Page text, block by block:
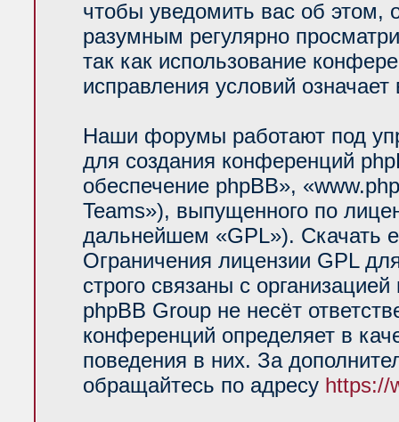
чтобы уведомить вас об
разумным регулярно
так как использование
исправления условий
Наши форумы работают под
для создания конференций
обеспечение phpBB»,
Teams»), выпущенного по
дальнейшем «GPL»). Скачать
Ограничения лицензии GPL
строго связаны с
phpBB Group не несёт
конференций определяет в
поведения в них. За
обращайтесь по адресу https://